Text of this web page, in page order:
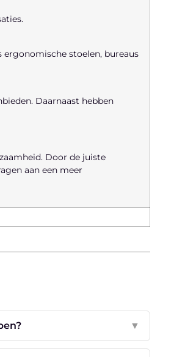
stoelen, bureaus
Daarnaast hebben
Door de juiste
aan een meer
▼